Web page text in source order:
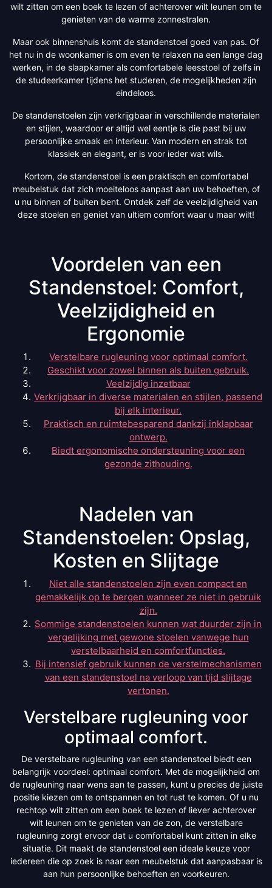
wilt zitten om een boek te lezen of achterover wilt leunen om te
genieten van de warme zonnestralen.
Maar ook binnenshuis komt de standenstoel goed van pas. Of
het nu in de woonkamer is om even te relaxen na een lange dag
werken, in de slaapkamer als comfortabele leesstoel of zelfs in
de studeerkamer tijdens het studeren, de mogelijkheden zijn
eindeloos.
De standenstoelen zijn verkrijgbaar in verschillende materialen
en stijlen, waardoor er altijd wel eentje is die past bij uw
persoonlijke smaak en interieur. Van modern en strak tot
klassiek en elegant, er is voor ieder wat wils.
Kortom, de standenstoel is een praktisch en comfortabel
meubelstuk dat zich moeiteloos aanpast aan uw behoeften, of
u nu binnen of buiten bent. Ontdek zelf de veelzijdigheid van
deze stoelen en geniet van ultiem comfort waar u maar wilt!
Voordelen van een
Standenstoel: Comfort,
Veelzijdigheid en
Ergonomie
Verstelbare rugleuning voor optimaal comfort.
Geschikt voor zowel binnen als buiten gebruik.
Veelzijdig inzetbaar
Verkrijgbaar in diverse materialen en stijlen, passend
bij elk interieur.
Praktisch en ruimtebesparend dankzij inklapbaar
ontwerp.
Biedt ergonomische ondersteuning voor een
gezonde zithouding.
Nadelen van
Standenstoelen: Opslag,
Kosten en Slijtage
Niet alle standenstoelen zijn even compact en
gemakkelijk op te bergen wanneer ze niet in gebruik
zijn.
Sommige standenstoelen kunnen wat duurder zijn in
vergelijking met gewone stoelen vanwege hun
verstelbaarheid en comfortfuncties.
Bij intensief gebruik kunnen de verstelmechanismen
van een standenstoel na verloop van tijd slijtage
vertonen.
Verstelbare rugleuning voor
optimaal comfort.
De verstelbare rugleuning van een standenstoel biedt een
belangrijk voordeel: optimaal comfort. Met de mogelijkheid om
de rugleuning naar wens aan te passen, kunt u precies de juiste
positie kiezen om te ontspannen en tot rust te komen. Of u nu
rechtop wilt zitten om een boek te lezen of liever achterover
wilt leunen om te genieten van de zon, de verstelbare
rugleuning zorgt ervoor dat u comfortabel kunt zitten in elke
situatie. Dit maakt de standenstoel een ideale keuze voor
iedereen die op zoek is naar een meubelstuk dat aanpasbaar is
aan hun persoonlijke behoeften en voorkeuren.